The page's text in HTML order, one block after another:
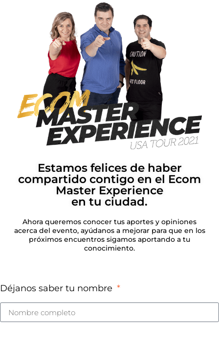
Estamos felices de haber
compartido contigo en el Ecom
Master Experience
en tu ciudad.
Ahora queremos conocer tus aportes y opiniones
acerca del evento, ayúdanos a mejorar para que en los
próximos encuentros sigamos aportando a tu
conocimiento.
Déjanos saber tu nombre